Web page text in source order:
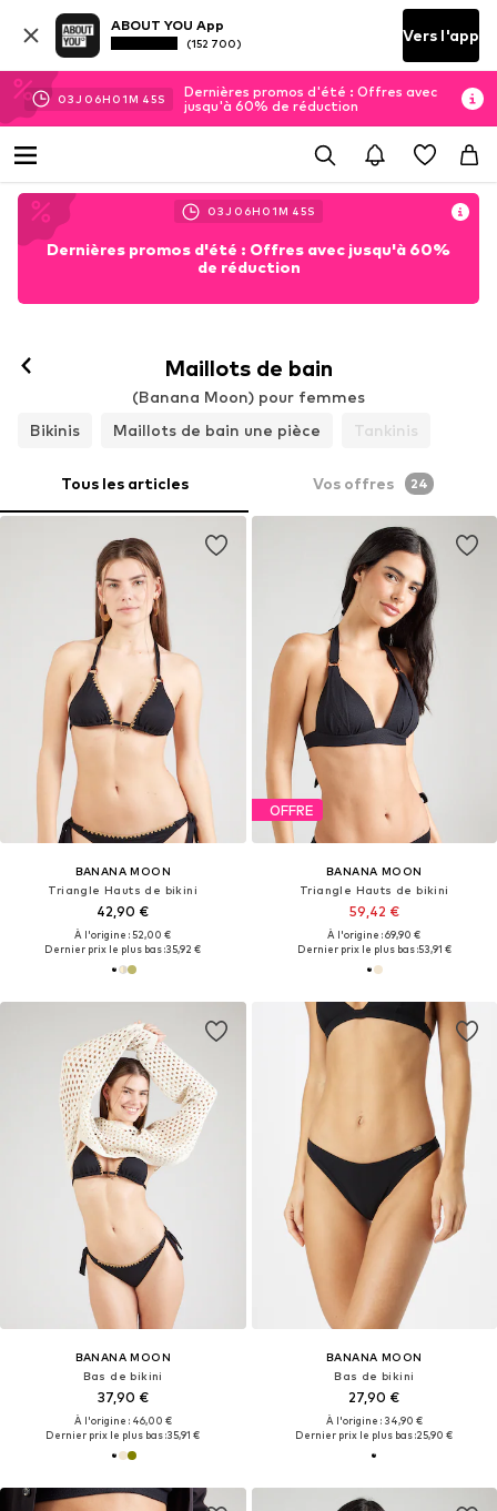
ABOUT YOU App
(152 700) Vers l'app
03J 06H 01M 41S
Dernières promos d'été : Offres avec
jusqu'à 60% de réduction
03J 06H 01M 41S
Dernières promos d'été : Offres avec jusqu'à 60%
de réduction
Maillots de bain
(Banana Moon) pour femmes
Bikinis
Maillots de bain une pièce Tankinis
Tous les articles Vos offres 24
BANANA MOON
Triangle Hauts de bikini
42,90 €
À l'origine : 52,00 €
Dernier prix le plus bas :35,92 €
OFFRE
BANANA MOON
Triangle Hauts de bikini
59,42 €
À l'origine : 69,90 €
Dernier prix le plus bas :53,91 €
BANANA MOON
Bas de bikini
37,90 €
À l'origine : 46,00 €
Dernier prix le plus bas :35,91 €
BANANA MOON
Bas de bikini
27,90 €
À l'origine : 34,90 €
Dernier prix le plus bas :25,90 €